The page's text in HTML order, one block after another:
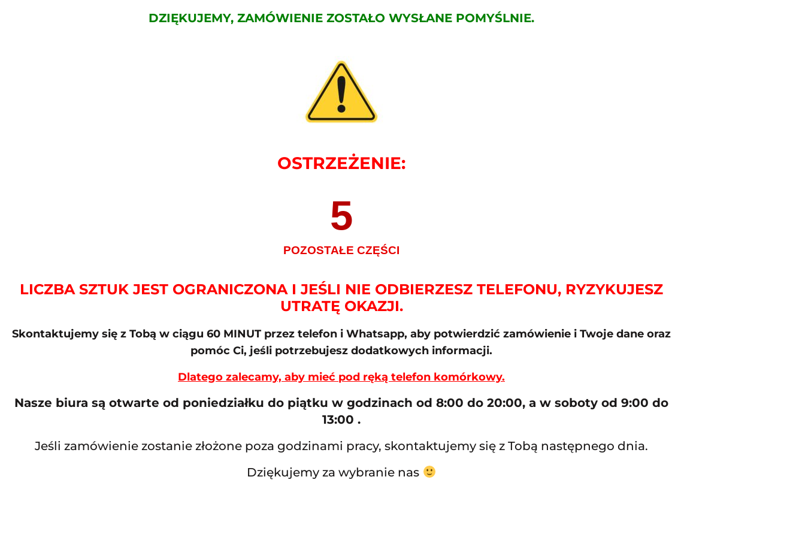
DZIĘKUJEMY, ZAMÓWIENIE ZOSTAŁO WYSŁANE POMYŚLNIE.
OSTRZEŻENIE:
POZOSTAŁE CZĘŚCI
5
LICZBA SZTUK JEST OGRANICZONA I JEŚLI NIE ODBIERZESZ TELEFONU, RYZYKUJESZ
UTRATĘ OKAZJI.
Skontaktujemy się z Tobą w ciągu 60 MINUT przez telefon i Whatsapp, aby potwierdzić zamówienie i Twoje dane oraz
pomóc Ci, jeśli potrzebujesz dodatkowych informacji.
Dlatego zalecamy, aby mieć pod ręką telefon komórkowy.
Nasze biura są otwarte od poniedziałku do piątku w godzinach od 8:00 do 20:00, a w soboty od 9:00 do
13:00 .
Jeśli zamówienie zostanie złożone poza godzinami pracy, skontaktujemy się z Tobą następnego dnia.
Dziękujemy za wybranie nas